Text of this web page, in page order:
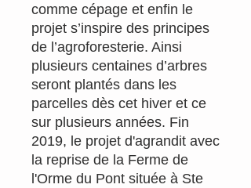
comme cépage et enfin le
projet s’inspire des principes
de l’agroforesterie. Ainsi
plusieurs centaines d’arbres
seront plantés dans les
parcelles dès cet hiver et ce
sur plusieurs années. Fin
2019, le projet d'agrandit avec
la reprise de la Ferme de
l'Orme du Pont située à Ste